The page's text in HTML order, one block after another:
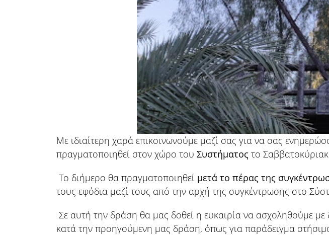
Με ιδιαίτερη χαρά επικοινωνούμε μαζί σας για να σας
πραγματοποιηθεί στον χώρο του Συστήματος το
Το διήμερο θα πραγματοποιηθεί μετά το πέρας της
τους εφόδια μαζί τους από την αρχή της συγκέντρωσης στο
Σε αυτή την δράση θα μας δοθεί η ευκαιρία να ασχοληθούμε
κατά την προηγούμενη μας δράση, όπως για παράδειγμα